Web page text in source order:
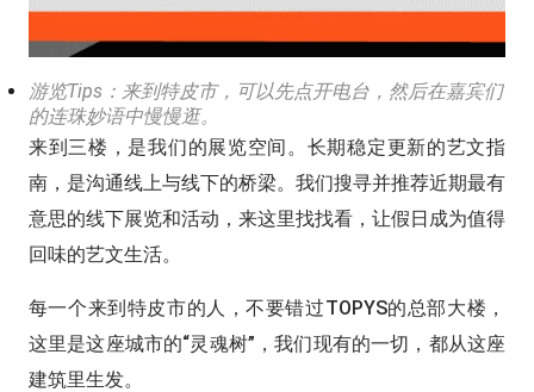
游览Tips：来到特皮市，可以先点开电台，然后在嘉宾们
的连珠妙语中慢慢逛。
来到三楼，是我们的展览空间。长期稳定更新的艺文指
南，是沟通线上与线下的桥梁。我们搜寻并推荐近期最有
意思的线下展览和活动，来这里找找看，让假日成为值得
回味的艺文生活。
每一个来到特皮市的人，不要错过TOPYS的总部大楼，
这里是这座城市的“灵魂树”，我们现有的一切，都从这座
建筑里生发。